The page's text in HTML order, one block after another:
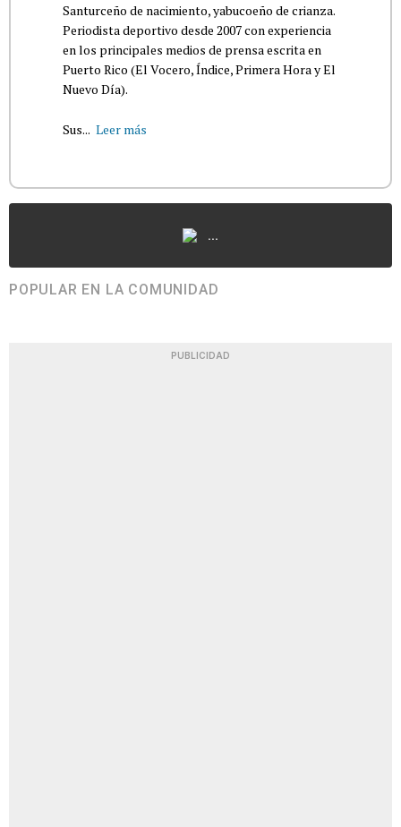
Santurceño de nacimiento, yabucoeño de crianza.
Periodista deportivo desde 2007 con experiencia
en los principales medios de prensa escrita en
Puerto Rico (El Vocero, Índice, Primera Hora y El
Nuevo Día).
Sus... Leer más
...
POPULAR EN LA COMUNIDAD
PUBLICIDAD